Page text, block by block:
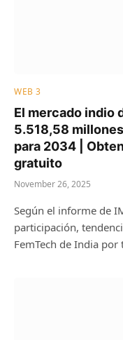
WEB 3
El mercado indio
5.518,58
para 2034 |
gratuito
November 26, 2025
Según el informe de
participación,
FemTech de India